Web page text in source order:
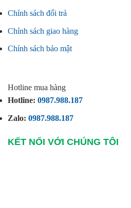
Chính sách đổi trả
Chính sách giao hàng
Chính sách bảo mật
Hotline mua hàng
Hotline: 0987.988.187
Zalo: 0987.988.187
KẾT NỐI VỚI CHÚNG TÔI